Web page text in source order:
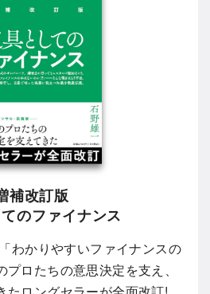
補改訂版
のファイナンス
わかりやすいファイナンスの
ロたちの意思決定を支え、